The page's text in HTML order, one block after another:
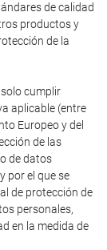
de calidad
productos y
de la
cumplir
aplicable (entre
Europeo y del
de las
de datos
por el que se
de protección de
personales,
en la medida de